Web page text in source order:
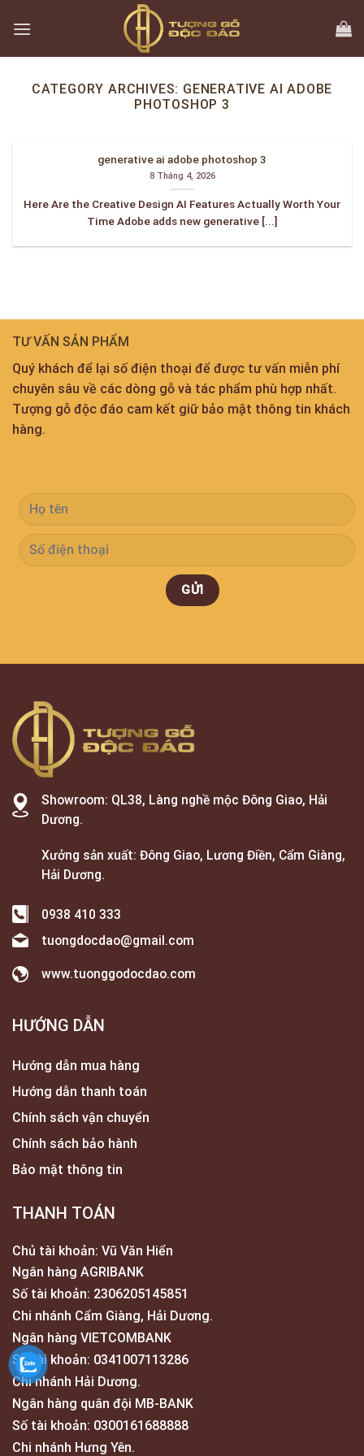
CATEGORY ARCHIVES: GENERATIVE AI ADOBE
PHOTOSHOP 3
generative ai adobe photoshop 3
8 Tháng 4, 2026
Here Are the Creative Design AI Features Actually Worth Your
Time Adobe adds new generative [...]
TƯ VẤN SẢN PHẨM
Quý khách để lại số điện thoại để được tư vấn miễn phí
chuyên sâu về các dòng gỗ và tác phẩm phù hợp nhất.
Tượng gỗ độc đáo cam kết giữ bảo mật thông tin khách
hàng.
Showroom: QL38, Làng nghề mộc Đông Giao, Hải
Dương.
Xưởng sản xuất: Đông Giao, Lương Điền, Cẩm Giàng,
Hải Dương.
0938 410 333
tuongdocdao@gmail.com
www.tuonggodocdao.com
HƯỚNG DẪN
Hướng dẫn mua hàng
Hướng dẫn thanh toán
Chính sách vận chuyển
Chính sách bảo hành
Bảo mật thông tin
THANH TOÁN
Chủ tài khoản: Vũ Văn Hiển
Ngân hàng AGRIBANK
Số tài khoản: 2306205145851
Chi nhánh Cẩm Giàng, Hải Dương.
Ngân hàng VIETCOMBANK
Số tài khoản: 0341007113286
Chi nhánh Hải Dương.
Ngân hàng quân đội MB-BANK
Số tài khoản: 0300161688888
Chi nhánh Hưng Yên.